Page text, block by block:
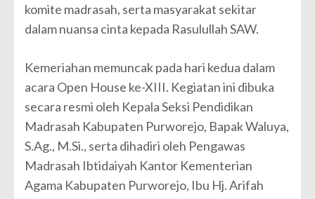
komite madrasah, serta masyarakat sekitar
dalam nuansa cinta kepada Rasulullah SAW.
Kemeriahan memuncak pada hari kedua dalam
acara Open House ke-XIII. Kegiatan ini dibuka
secara resmi oleh Kepala Seksi Pendidikan
Madrasah Kabupaten Purworejo, Bapak Waluya,
S.Ag., M.Si., serta dihadiri oleh Pengawas
Madrasah Ibtidaiyah Kantor Kementerian
Agama Kabupaten Purworejo, Ibu Hj. Arifah